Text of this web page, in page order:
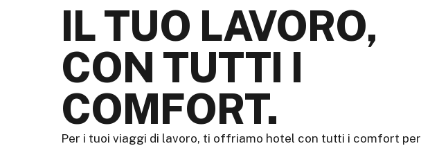
IL TUO LAVORO,
CON TUTTI I
COMFORT.
Per i tuoi viaggi di lavoro, ti offriamo hotel con tutti i comfort per